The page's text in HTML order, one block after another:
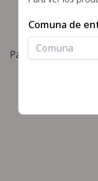
No hay
Papeles para florería
Comuna de